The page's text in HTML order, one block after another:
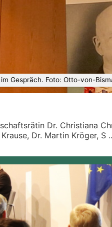
Gespräch. Foto: Otto-von-
Dr. Christiana
Dr. Martin Kröger, S